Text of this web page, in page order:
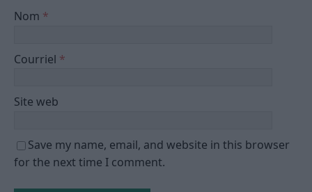
Nom *
Courriel *
Site web
Save my name, email, and website in this browser
for the next time I comment.